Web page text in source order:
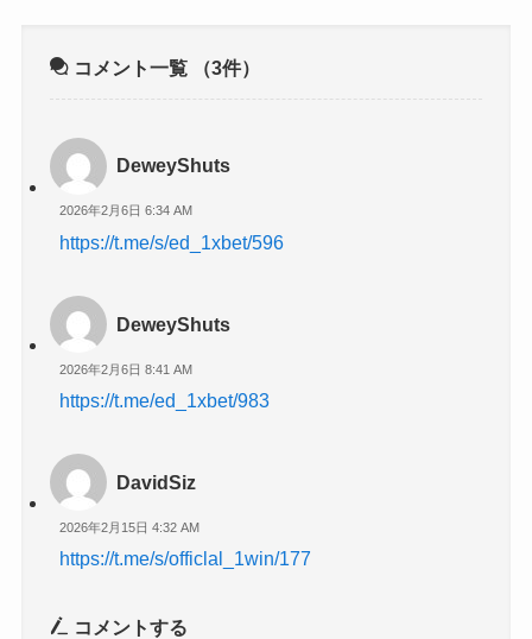
コメント一覧 （3件）
DeweyShuts
2026年2月6日 6:34 AM
https://t.me/s/ed_1xbet/596
DeweyShuts
2026年2月6日 8:41 AM
https://t.me/ed_1xbet/983
DavidSiz
2026年2月15日 4:32 AM
https://t.me/s/officlal_1win/177
コメントする